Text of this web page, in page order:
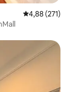
Priemerné
4,88 (271)